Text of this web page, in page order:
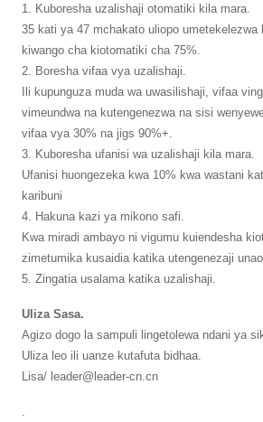
1. Kuboresha uzalishaji otomatiki kila mara.
35 kati ya 47 mchakato uliopo
kiwango cha kiotomatiki cha 75%.
2. Boresha vifaa vya uzalishaji.
Ili kupunguza muda wa uwasilishaji, vifaa
vimeundwa na kutengenezwa na sisi
vifaa vya 30% na jigs 90%+.
3. Kuboresha ufanisi wa uzalishaji kila mara.
Ufanisi huongezeka kwa 10% kwa wastani
karibuni
4. Hakuna kazi ya mikono safi.
Kwa miradi ambayo ni vigumu kuiendesha
zimetumika kusaidia katika utengenezaji
5. Zingatia usalama katika uzalishaji.
Uliza Sasa.
Agizo dogo la sampuli lingetolewa ndani ya
Uliza leo ili uanze kutafuta bidhaa.
Lisa/ leader@leader-cn.cn